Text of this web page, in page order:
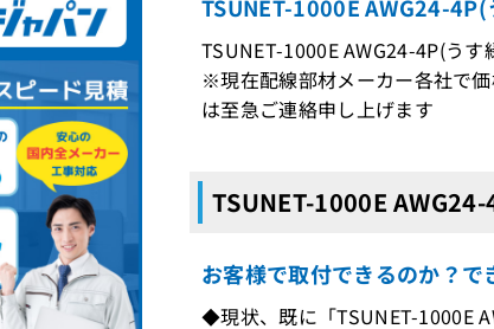
TSUNET-1000E AWG24-
TSUNET-1000E AWG24-4P(う
※現在配線部材メーカー各社で
は至急ご連絡申し上げます
TSUNET-1000E
お客様で取付できるのか？
◆現状、既に「TSUNET-1000E